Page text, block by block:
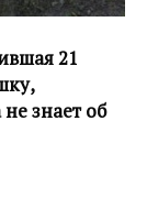
21
знает об